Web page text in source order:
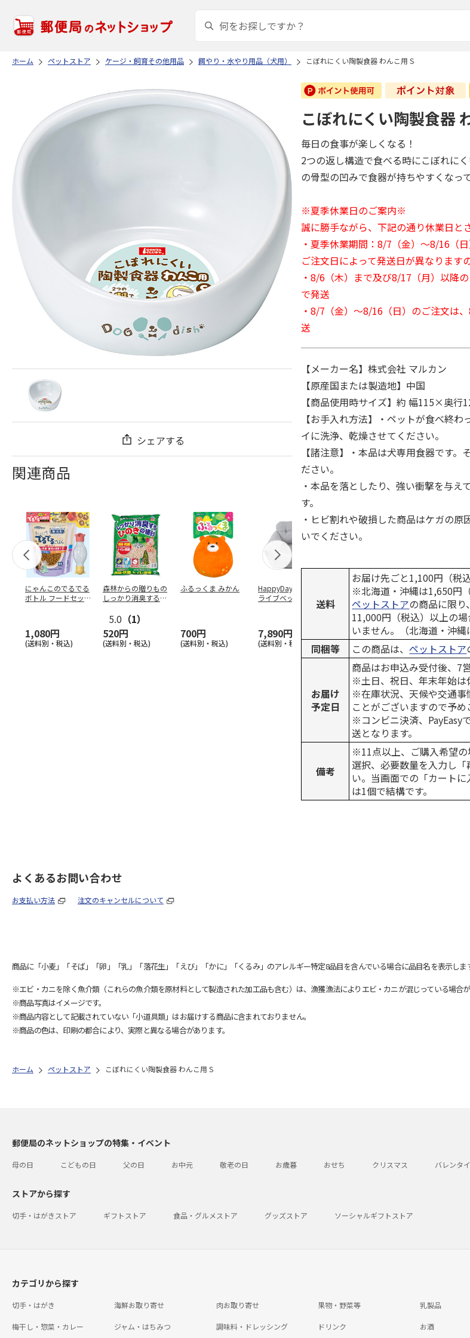
ホーム ペットストア ケージ・飼育その他用品 餌やり・水やり用品（犬用） こぼれにくい陶製食器 わんこ用 S
シェアする
関連商品
にゃんこのでるでる
ボトル フードセッ
1,080円
(送料別・税込)
森林からの贈りもの
しっかり消臭するひ
5.0 （1）
520円
(送料別・税込)
ふるっくま みかん
700円
(送料別・税込)
HappyDays 2wayド
ライブベッド グレ
7,890円
(送料別・税込)
獣医師開発 ニオイ
をとる砂専用 猫ト
イレ ナチュラルグ
1,550円
(送料別・税込)
デオトイレ 飛び
らない消臭・抗
ンド 4L
1,320円
(送料別・税込)
こぼれにくい陶製食器
毎日の食事が楽しくなる！
2つの返し構造で食べる時にこぼれに
の骨型の凹みで食器が持ちやすくなっ
※夏季休業日のご案内※
誠に勝手ながら、下記の通り休業日と
・夏季休業期間：8/7（金）～8/16（日
ご注文日によって発送日が異なります
・8/6（木）まで及び8/17（月）以降
で発送
・8/7（金）～8/16（日）のご注文は
送
【メーカー名】株式会社 マルカン
【原産国または製造地】中国
【商品使用時サイズ】約 幅115×奥
【お手入れ方法】・ペットが食べ終
イに洗浄、乾燥させてください。
【諸注意】・本品は犬専用食器です
ださい。
・本品を落としたり、強い衝撃を与え
す。
・ヒビ割れや破損した商品はケガの
いでください。
送料
お届け先ごと1,100円（税込
※北海道・沖縄は1,650円（
ペットストアの商品に限
11,000円（税込）以上の
いません。（北海道・沖縄
同梱等
この商品は、ペットストア
お届け
予定日
商品はお申込み受付後、7
※土日、祝日、年末年始は
※在庫状況、天候や交通事
ことがございますので予め
※コンビニ決済、PayEasy
送となります。
備考
※11点以上、ご購入希望
選択、必要数量を入力し
い。当画面での「カート
は1個で結構です。
よくあるお問い合わせ
お支払い方法 注文のキャンセルについて
商品に「小麦」「そば」「卵」「乳」「落花生」「えび」「かに」「くるみ」のアレルギー特定8品目を含んでいる場合に品目名を表示しま
※エビ・カニを除く魚介類（これらの魚介類を原材料として製造された加工品も含む）は、漁獲漁法によりエビ・カニが混じっている場合
※商品写真はイメージです。
※商品内容として記載されていない「小道具類」はお届けする商品に含まれておりません。
※商品の色は、印刷の都合により、実際と異なる場合があります。
ホーム ペットストア こぼれにくい陶製食器 わんこ用 S
郵便局のネットショップの特集・イベント
母の日 こどもの日 父の日 お中元 敬老の日 お歳暮 おせち クリスマス バレンタ
ストアから探す
切手・はがきストア ギフトストア 食品・グルメストア グッズストア ソーシャルギフトストア
カテゴリから探す
切手・はがき 海鮮お取り寄せ 肉お取り寄せ 果物・野菜等 乳製品
梅干し・惣菜・カレー ジャム・はちみつ 調味料・ドレッシング ドリンク お酒